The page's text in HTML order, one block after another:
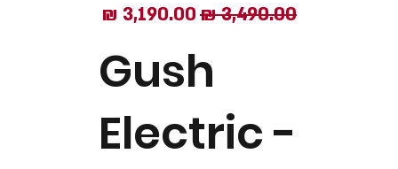
מחיר רגיל מחיר מבצע
Gush
Electric -